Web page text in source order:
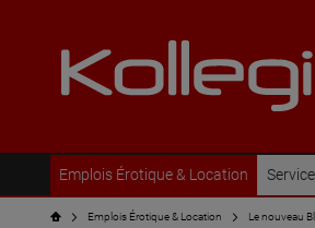
Emplois Érotique & Location Service
Emplois Érotique & Location Le nouveau